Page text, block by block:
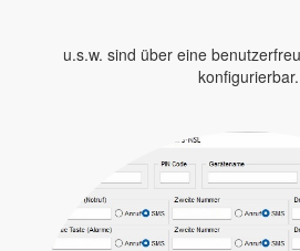
u.s.w. sind über eine
konfigurierbar.